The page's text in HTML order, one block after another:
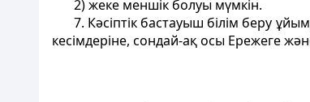
2) жеке меншiк болуы мүмкiн.
7. Кәсiптiк бастауыш білім беру
кесімдерiне, сондай-ақ осы Ережеге